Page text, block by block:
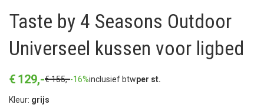
Taste by 4 Seasons Outdoor
Universeel kussen voor ligbed
€ 129,-€155,--16%inclusief btwper st.
Kleur: grijs